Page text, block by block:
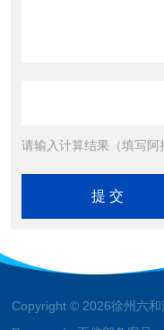
请输入计算结果（填写
Copyright © 2026徐州六